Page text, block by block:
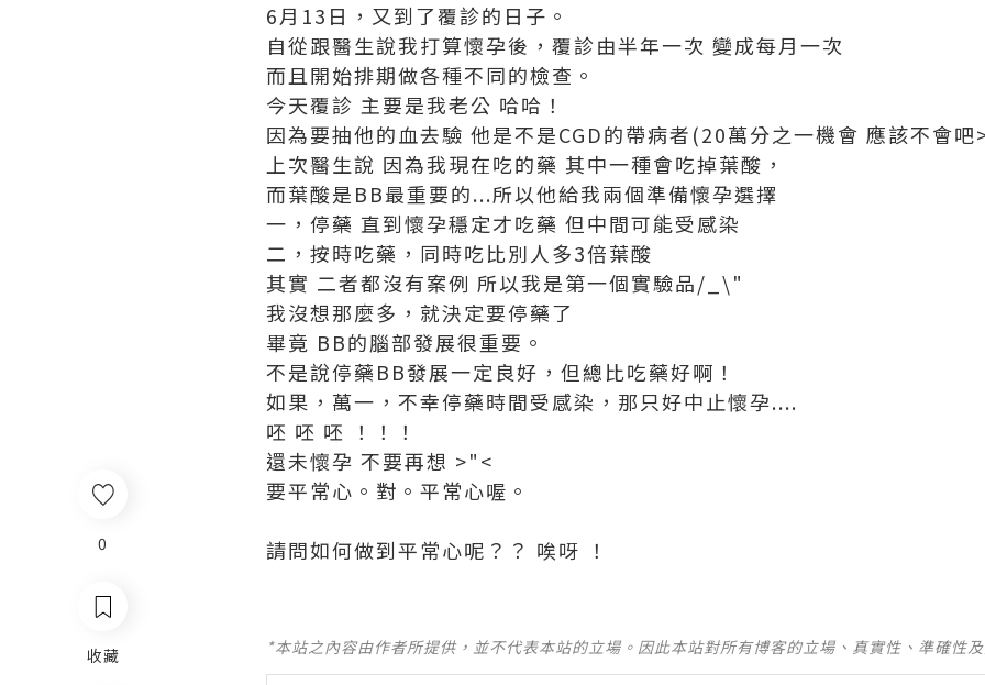
0
收藏
6月13日，又到了覆診的日子。
自從跟醫生說我打算懷孕後，覆診由半年一次 變成每月一次
而且開始排期做各種不同的檢查。
今天覆診 主要是我老公 哈哈！
因為要抽他的血去驗 他是不是CGD的帶病者(20萬分之一機會 應該不會
上次醫生說 因為我現在吃的藥 其中一種會吃掉葉酸，
而葉酸是BB最重要的...所以他給我兩個準備懷孕選擇
一，停藥 直到懷孕穩定才吃藥 但中間可能受感染
二，按時吃藥，同時吃比別人多3倍葉酸
其實 二者都沒有案例 所以我是第一個實驗品/_\"
我沒想那麼多，就決定要停藥了
畢竟 BB的腦部發展很重要。
不是說停藥BB發展一定良好，但總比吃藥好啊！
如果，萬一，不幸停藥時間受感染，那只好中止懷孕....
呸 呸 呸 ！！！
還未懷孕 不要再想 >"<
要平常心。對。平常心喔。
請問如何做到平常心呢？？ 唉呀 ！
*本站之內容由作者所提供，並不代表本站的立場。因此本站對所有博客的立場、真實性、準確性